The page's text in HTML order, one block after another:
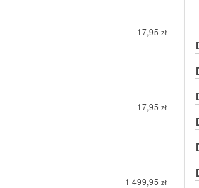
17,95 zł
17,95 zł
1 499,95 zł